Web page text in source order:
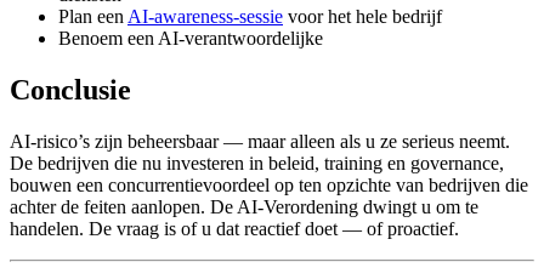
Plan een AI-awareness-sessie voor het hele bedrijf
Benoem een AI-verantwoordelijke
Conclusie
AI-risico’s zijn beheersbaar — maar alleen als u ze serieus neemt.
De bedrijven die nu investeren in beleid, training en governance,
bouwen een concurrentievoordeel op ten opzichte van bedrijven die
achter de feiten aanlopen. De AI-Verordening dwingt u om te
handelen. De vraag is of u dat reactief doet — of proactief.